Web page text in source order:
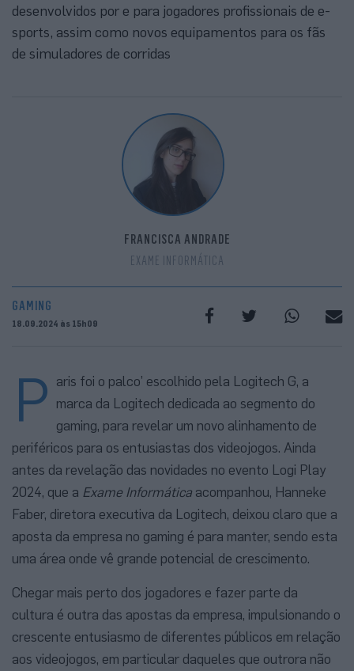
desenvolvidos por e para jogadores profissionais de e-
sports, assim como novos equipamentos para os fãs
de simuladores de corridas
FRANCISCA ANDRADE
EXAME INFORMÁTICA
GAMING
18.09.2024 às 15h09
P aris foi o palco’ escolhido pela Logitech G, a
marca da Logitech dedicada ao segmento do
gaming, para revelar um novo alinhamento de
periféricos para os entusiastas dos videojogos. Ainda
antes da revelação das novidades no evento Logi Play
2024, que a Exame Informática acompanhou, Hanneke
Faber, diretora executiva da Logitech, deixou claro que a
aposta da empresa no gaming é para manter, sendo esta
uma área onde vê grande potencial de crescimento.
Chegar mais perto dos jogadores e fazer parte da
cultura é outra das apostas da empresa, impulsionando o
crescente entusiasmo de diferentes públicos em relação
aos videojogos, em particular daqueles que outrora não